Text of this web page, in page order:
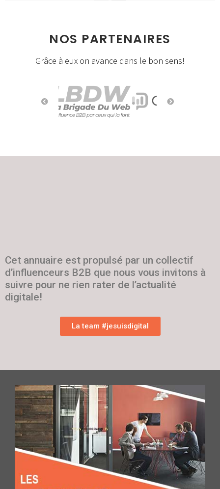
NOS PARTENAIRES
Grâce à eux on avance dans le bon sens!
Cet annuaire est propulsé par un collectif
d’influenceurs B2B que nous vous invitons à
suivre pour ne rien rater de l’actualité
digitale!
La team #jesuisdigital